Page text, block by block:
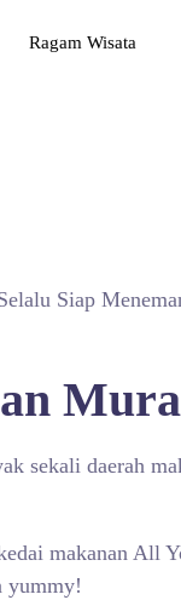
Ragam Wisata
Siap
sekali daerah
makanan All
yummy!